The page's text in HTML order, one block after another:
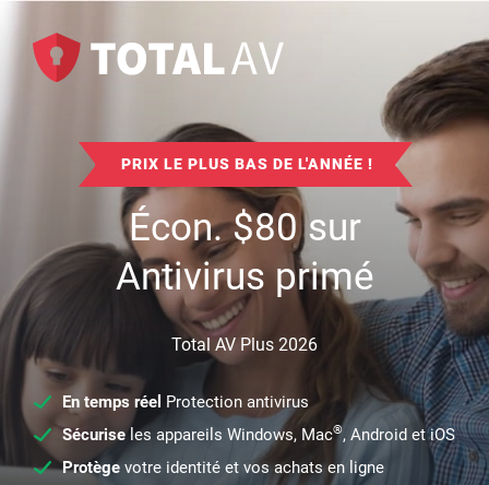
PRIX LE PLUS BAS DE L'ANNÉE !
Écon.$80sur
Antivirus primé
Total AV Plus 2026
En temps réel Protection antivirus
Sécuriseles appareils Windows, Mac®, Android et iOS
Protège votre identité et vos achats en ligne